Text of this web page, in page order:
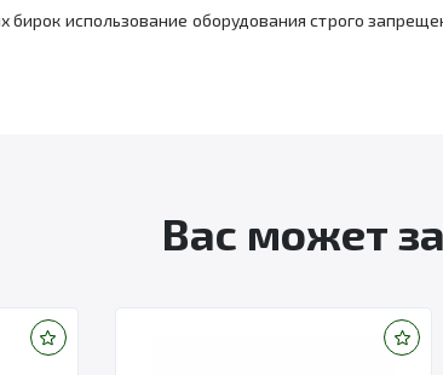
бирок использование оборудования строго
Вас может